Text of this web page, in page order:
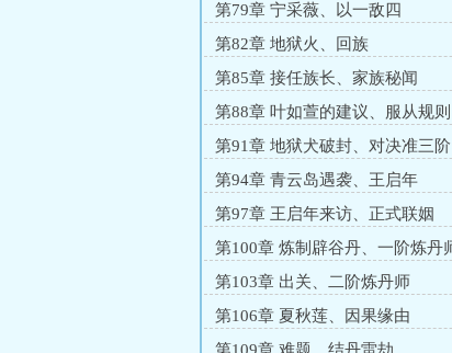
第79章 宁采薇、以一敌四
第82章 地狱火、回族
第85章 接任族长、家族秘闻
第88章 叶如萱的建议、服从规则
第91章 地狱犬破封、对决准三阶
第94章 青云岛遇袭、王启年
第97章 王启年来访、正式联姻
第100章 炼制辟谷丹、一阶炼丹
第103章 出关、二阶炼丹师
第106章 夏秋莲、因果缘由